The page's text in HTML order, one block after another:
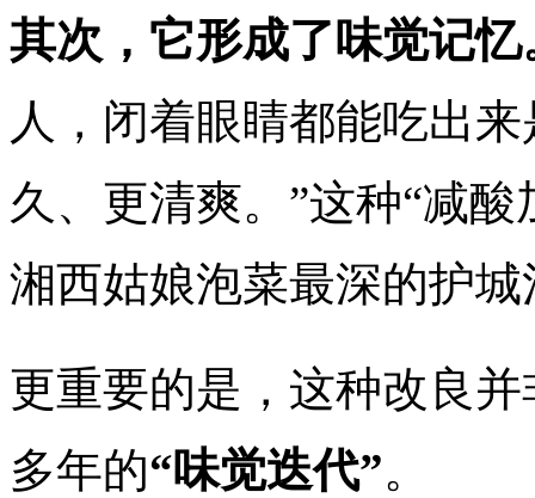
其次，它形成了味觉记忆
人，闭着眼睛都能吃出
久、更清爽。”这种“减
湘西姑娘泡菜最深的护城
更重要的是，这种改良
多年的“味觉迭代”。